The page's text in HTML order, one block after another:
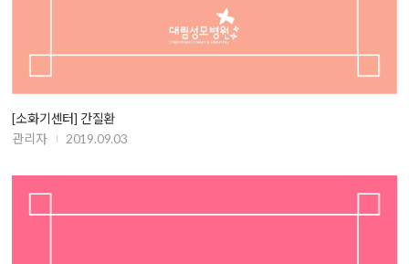
[소화기센터] 간질환
관리자
2019.09.03